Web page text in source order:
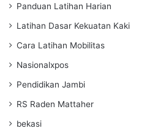
Panduan Latihan Harian
Latihan Dasar Kekuatan Kaki
Cara Latihan Mobilitas
Nasionalxpos
Pendidikan Jambi
RS Raden Mattaher
bekasi